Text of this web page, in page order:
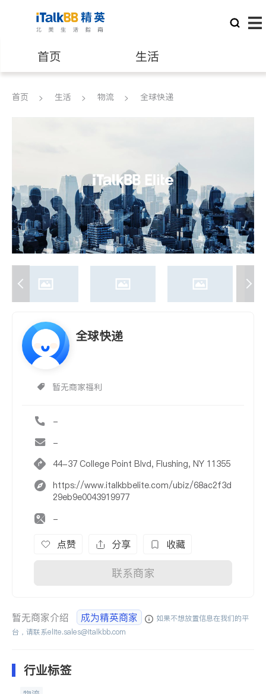
首页 生活
医生 律师
养老 非盈利组织
首页 生活 物流 全球快递
全球快递
暂无商家福利
-
-
44-37 College Point Blvd, Flushing, NY 11355
https://www.italkbbelite.com/ubiz/68ac2f3d
29eb9e0043919977
-
点赞 分享 收藏
联系商家
暂无商家介绍 成为精英商家
如果不想放置信息在我们的平
台，请联系elite.sales@italkbb.com
行业标签